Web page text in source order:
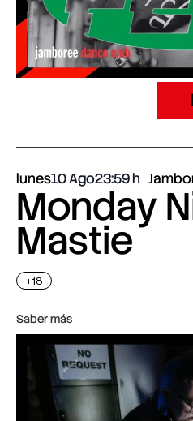
lunes10 Ago23:59
Monday
Mastie
+18
Saber más